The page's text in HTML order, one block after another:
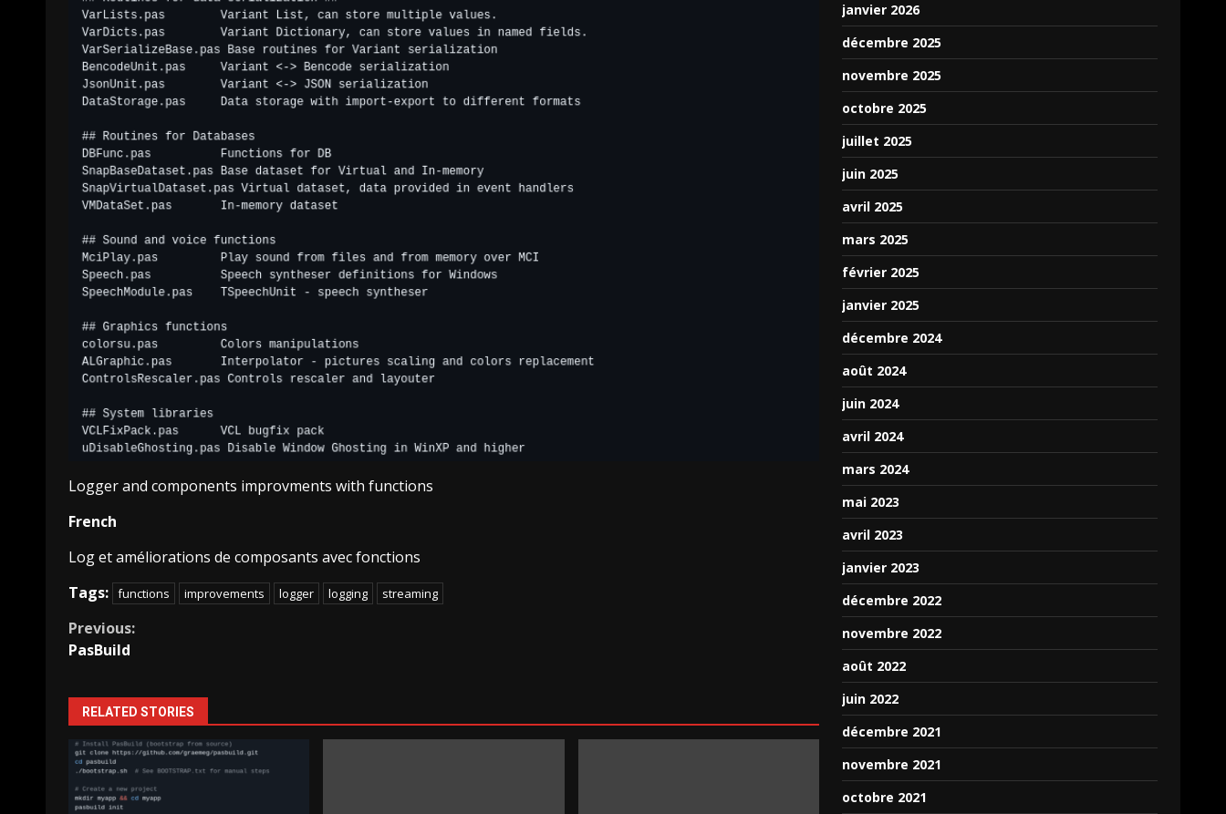
Logger and components improvments with functions
French
Log et améliorations de composants avec fonctions
Tags: functions improvements logger logging streaming
Continue
Previous:
PasBuild
RELATED STORIES
janvier 2026
décembre 2025
novembre 2025
octobre 2025
juillet 2025
juin 2025
avril 2025
mars 2025
février 2025
janvier 2025
décembre 2024
août 2024
juin 2024
avril 2024
mars 2024
mai 2023
avril 2023
janvier 2023
décembre 2022
novembre 2022
août 2022
juin 2022
décembre 2021
novembre 2021
octobre 2021